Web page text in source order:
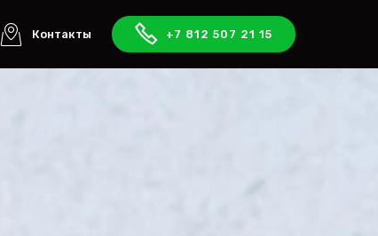
Контакты +7 812 507 21 15